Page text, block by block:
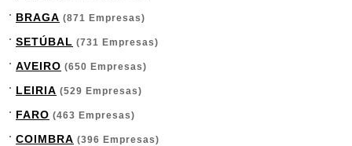
BRAGA (871 Empresas)
SETÚBAL (731 Empresas)
AVEIRO (650 Empresas)
LEIRIA (529 Empresas)
FARO (463 Empresas)
COIMBRA (396 Empresas)